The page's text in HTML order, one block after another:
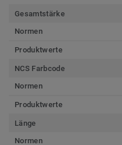
Gesamtstärke
Normen
Produktwerte
NCS Farbcode
Normen
Produktwerte
Länge
Normen